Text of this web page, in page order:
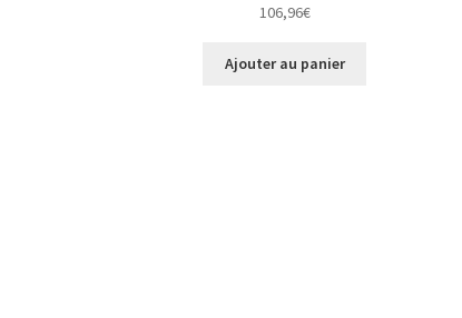
106,96€
Ajouter au panier